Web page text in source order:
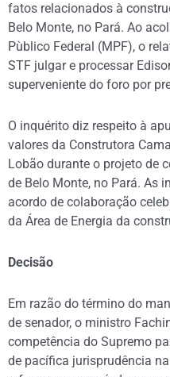
fatos relacionados à
Belo Monte, no Pará. Ao
Pùblico Federal (MPF), o
STF julgar e processar
superveniente do foro por
O inquérito diz respeito à
valores da Construtora
Lobão durante o projeto de
de Belo Monte, no Pará. As
acordo de colaboração
da Área de Energia da
Decisão
Em razão do término do
de senador, o ministro
competência do Supremo
de pacífica jurisprudência